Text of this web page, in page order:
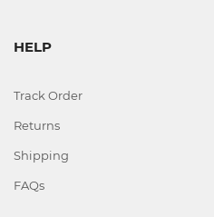
HELP
Track Order
Returns
Shipping
FAQs